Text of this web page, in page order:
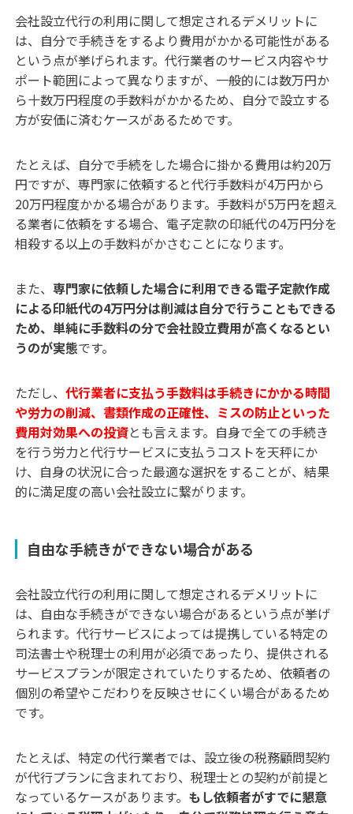
会社設立代行の利用に関して想定されるデメリットに
は、自分で手続きをするより費用がかかる可能性がある
という点が挙げられます。代行業者のサービス内容やサ
ポート範囲によって異なりますが、一般的には数万円か
ら十数万円程度の手数料がかかるため、自分で設立する
方が安価に済むケースがあるためです。
たとえば、自分で手続をした場合に掛かる費用は約20万
円ですが、専門家に依頼すると代行手数料が4万円から
20万円程度かかる場合があります。手数料が5万円を超え
る業者に依頼をする場合、電子定款の印紙代の4万円分を
相殺する以上の手数料がかさむことになります。
また、専門家に依頼した場合に利用できる電子定款作成
による印紙代の4万円分は削減は自分で行うこともできる
ため、単純に手数料の分で会社設立費用が高くなるとい
うのが実態です。
ただし、代行業者に支払う手数料は手続きにかかる時間
や労力の削減、書類作成の正確性、ミスの防止といった
費用対効果への投資とも言えます。自身で全ての手続き
を行う労力と代行サービスに支払うコストを天秤にか
け、自身の状況に合った最適な選択をすることが、結果
的に満足度の高い会社設立に繋がります。
自由な手続きができない場合がある
会社設立代行の利用に関して想定されるデメリットに
は、自由な手続きができない場合があるという点が挙げ
られます。代行サービスによっては提携している特定の
司法書士や税理士の利用が必須であったり、提供される
サービスプランが限定されていたりするため、依頼者の
個別の希望やこだわりを反映させにくい場合があるため
です。
たとえば、特定の代行業者では、設立後の税務顧問契約
が代行プランに含まれており、税理士との契約が前提と
なっているケースがあります。 もし依頼者がすでに懇意